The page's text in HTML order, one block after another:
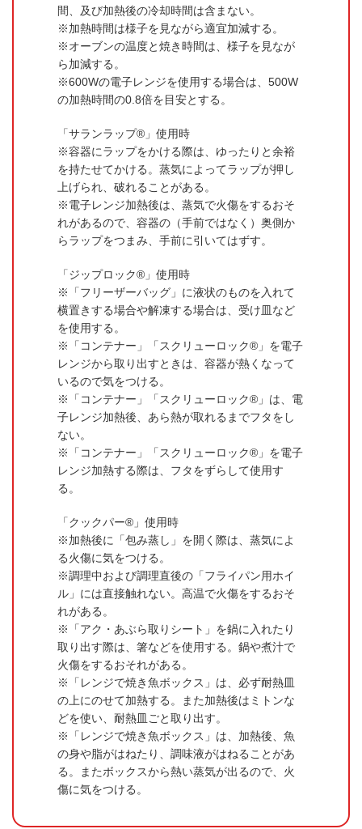
間、及び加熱後の冷却時間は含まない。
加熱時間は様子を見ながら適宜加減する。
オーブンの温度と焼き時間は、様子を見なが
ら加減する。
600Wの電子レンジを使用する場合は、500W
の加熱時間の0.8倍を目安とする。
「サランラップ®」使用時
容器にラップをかける際は、ゆったりと余裕
を持たせてかける。蒸気によってラップが押し
上げられ、破れることがある。
電子レンジ加熱後は、蒸気で火傷をするおそ
れがあるので、容器の（手前ではなく）奥側か
らラップをつまみ、手前に引いてはずす。
「ジップロック®」使用時
「フリーザーバッグ」に液状のものを入れて
横置きする場合や解凍する場合は、受け皿など
を使用する。
「コンテナー」「スクリューロック®」を電子
レンジから取り出すときは、容器が熱くなって
いるので気をつける。
「コンテナー」「スクリューロック®」は、電
子レンジ加熱後、あら熱が取れるまでフタをし
ない。
「コンテナー」「スクリューロック®」を電子
レンジ加熱する際は、フタをずらして使用す
る。
「クックパー®」使用時
加熱後に「包み蒸し」を開く際は、蒸気によ
る火傷に気をつける。
調理中および調理直後の「フライパン用ホイ
ル」には直接触れない。高温で火傷をするおそ
れがある。
「アク・あぶら取りシート」を鍋に入れたり
取り出す際は、箸などを使用する。鍋や煮汁で
火傷をするおそれがある。
「レンジで焼き魚ボックス」は、必ず耐熱皿
の上にのせて加熱する。また加熱後はミトンな
どを使い、耐熱皿ごと取り出す。
「レンジで焼き魚ボックス」は、加熱後、魚
の身や脂がはねたり、調味液がはねることがあ
る。またボックスから熱い蒸気が出るので、火
傷に気をつける。